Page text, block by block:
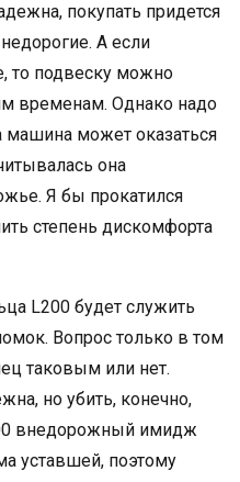
покупать придется
А если
то подвеску можно
временам. Однако надо
машина может оказаться
она
Я бы прокатился
степень дискомфорта
L200 будет служить
Вопрос только в том
таковым или нет.
но убить, конечно,
внедорожный имидж
уставшей, поэтому